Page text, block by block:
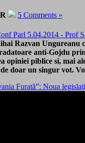
5 Comments »
Razvan Ungureanu
anti-Gojdu
opiniei piblice si, mai
doar un singur vot.
Furată”: Noua